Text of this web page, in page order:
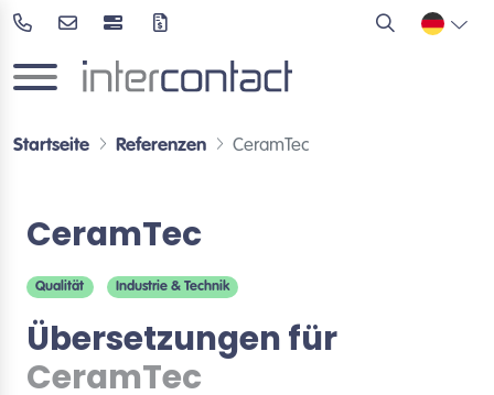
Startseite Referenzen CeramTec
CeramTec
Qualität Industrie & Technik
Übersetzungen für
CeramTec